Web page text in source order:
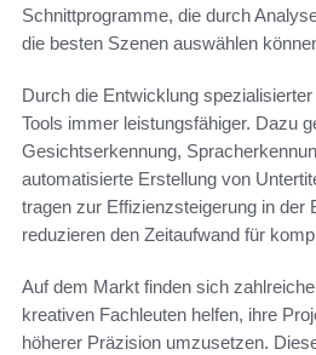
Schnittprogramme, die durch
die besten Szenen auswählen
Durch die Entwicklung
Tools immer leistungsfähiger. Dazu
Gesichtserkennung,
automatisierte Erstellung von
tragen zur Effizienzsteigerung in der
reduzieren den Zeitaufwand für
Auf dem Markt finden sich
kreativen Fachleuten helfen, ihre
höherer Präzision umzusetzen.